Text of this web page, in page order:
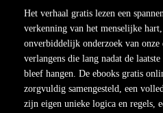
Het verhaal gratis lezen een
verkenning van het menselijke
onverbiddelijk onderzoek van onze
verlangens die lang nadat de
bleef hangen. De ebooks gratis
zorgvuldig samengesteld, een
zijn eigen unieke logica en regels,